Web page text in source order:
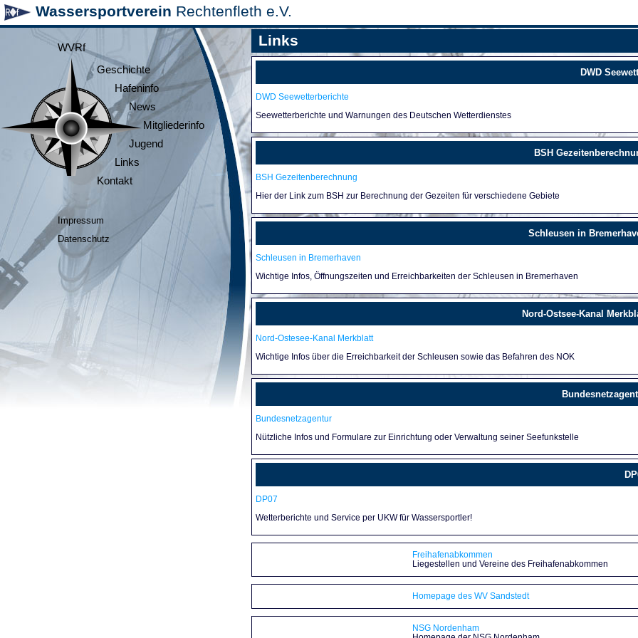
Wassersportverein Rechtenfleth e.V.
WVRf
Geschichte
Hafeninfo
News
Mitgliederinfo
Jugend
Links
Kontakt
Impressum
Datenschutz
Links
DWD
DWD Seewetterberichte
Seewetterberichte und Warnungen des Deutschen Wetterdienstes
BSH
BSH Gezeitenberechnung
Hier der Link zum BSH zur Berechnung der Gezeiten für verschiedene Gebiete
Schleusen in
Schleusen in Bremerhaven
Wichtige Infos, Öffnungszeiten und Erreichbarkeiten der Schleusen in Bremerhaven
Nord-Ostsee-Kanal
Nord-Ostesee-Kanal Merkblatt
Wichtige Infos über die Erreichbarkeit der Schleusen sowie das Befahren des NOK
Bundesnetzagentur
Nützliche Infos und Formulare zur Einrichtung oder Verwaltung seiner Seefunkstelle
DP07
Wetterberichte und Service per UKW für Wassersportler!
Freihafenabkommen
Liegestellen und Vereine des Freihafenabkommen
Homepage des WV Sandstedt
NSG Nordenham